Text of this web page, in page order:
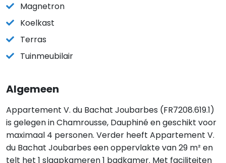
Magnetron
Koelkast
Terras
Tuinmeubilair
Algemeen
Appartement V. du Bachat Joubarbes (FR7208.619.1)
is gelegen in Chamrousse, Dauphiné en geschikt voor
maximaal 4 personen. Verder heeft Appartement V.
du Bachat Joubarbes een oppervlakte van 29 m² en
telt het 1 slaapkameren 1 badkamer. Met faciliteiten